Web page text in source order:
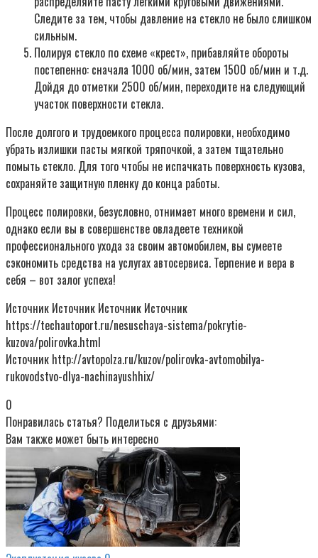
Следите за тем, чтобы давление на стекло не было слишком
сильным.
Полируя стекло по схеме «крест», прибавляйте обороты
постепенно: сначала 1000 об/мин, затем 1500 об/мин и т.д.
Дойдя до отметки 2500 об/мин, переходите на следующий
участок поверхности стекла.
После долгого и трудоемкого процесса полировки, необходимо
убрать излишки пасты мягкой тряпочкой, а затем тщательно
помыть стекло. Для того чтобы не испачкать поверхность кузова,
сохраняйте защитную пленку до конца работы.
Процесс полировки, безусловно, отнимает много времени и сил,
однако если вы в совершенстве овладеете техникой
профессионального ухода за своим автомобилем, вы сумеете
сэкономить средства на услугах автосервиса. Терпение и вера в
себя – вот залог успеха!
Источник Источник Источник Источник
https://techautoport.ru/nesuschaya-sistema/pokrytie-
kuzova/polirovka.html
Источник http://avtopolza.ru/kuzov/polirovka-avtomobilya-
rukovodstvo-dlya-nachinayushhix/
0
Понравилась статья? Поделиться с друзьями:
Вам также может быть интересно